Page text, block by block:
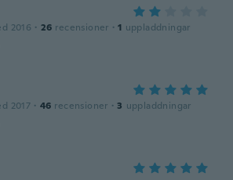
2016 · 26 recensioner · 1 uppladdningar
2017 · 46 recensioner · 3 uppladdningar